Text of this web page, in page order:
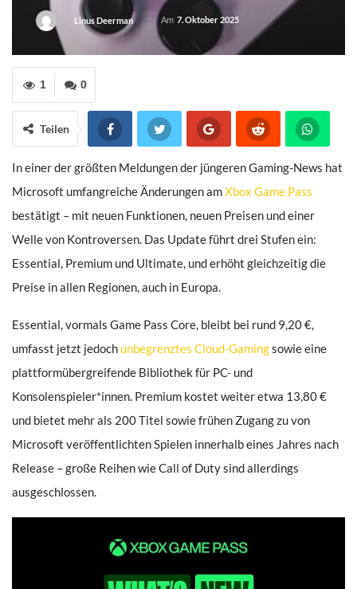
Linus Deerman Am 7. Oktober 2025
0
1
Teilen
In einer der größten Meldungen der jüngeren Gaming-News hat
Microsoft umfangreiche Änderungen amXbox Game Pass
bestätigt – mit neuen Funktionen, neuen Preisen und einer
Welle von Kontroversen. Das Update führt drei Stufen ein:
Essential, Premium und Ultimate, und erhöht gleichzeitig die
Preise in allen Regionen, auch in Europa.
Essential, vormals Game Pass Core, bleibt bei rund 9,20 €,
umfasst jetzt jedoch unbegrenztes Cloud-Gamingsowie eine
plattformübergreifende Bibliothek für PC- und
Konsolenspieler*innen. Premium kostet weiter etwa 13,80 €
und bietet mehr als 200 Titel sowie frühen Zugang zu von
Microsoft veröffentlichten Spielen innerhalb eines Jahres nach
Release – große Reihen wie Call of Duty sind allerdings
ausgeschlossen.